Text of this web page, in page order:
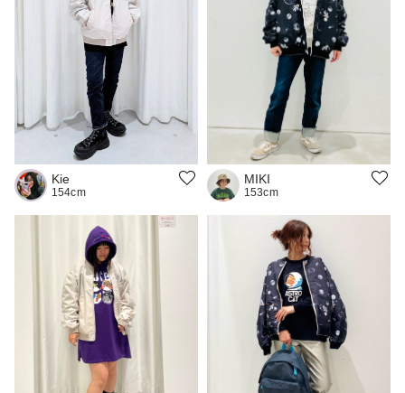
Kie
154cm
MIKI
153cm